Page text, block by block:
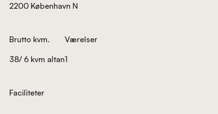
2200 København N
Brutto kvm.
38/ 6 kvm altan
Værelser
1
Faciliteter